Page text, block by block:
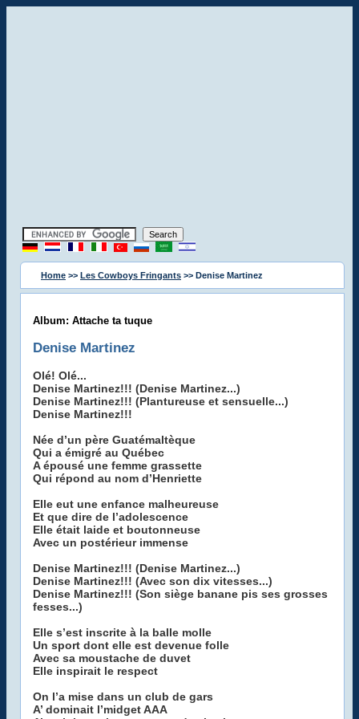
Home >> Les Cowboys Fringants >> Denise Martinez
Album: Attache ta tuque
Denise Martinez
Olé! Olé...
Denise Martinez!!! (Denise Martinez...)
Denise Martinez!!! (Plantureuse et sensuelle...)
Denise Martinez!!!
Née d’un père Guatémaltèque
Qui a émigré au Québec
A épousé une femme grassette
Qui répond au nom d’Henriette
Elle eut une enfance malheureuse
Et que dire de l’adolescence
Elle était laide et boutonneuse
Avec un postérieur immense
Denise Martinez!!! (Denise Martinez...)
Denise Martinez!!! (Avec son dix vitesses...)
Denise Martinez!!! (Son siège banane pis ses grosses
fesses...)
Elle s’est inscrite à la balle molle
Un sport dont elle est devenue folle
Avec sa moustache de duvet
Elle inspirait le respect
On l’a mise dans un club de gars
A’ dominait l’midget AAA